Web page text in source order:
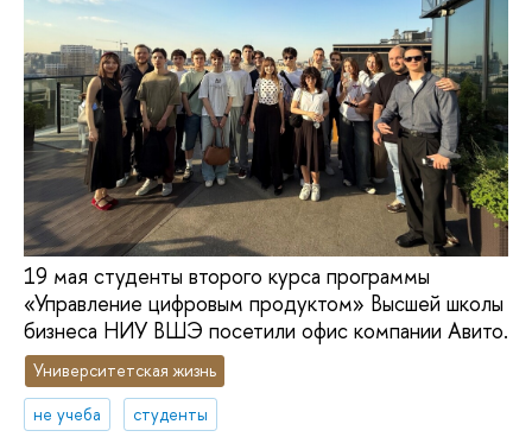
19 мая студенты второго курса программы
«Управление цифровым продуктом» Высшей школы
бизнеса НИУ ВШЭ посетили офис компании Авито.
Университетская жизнь
не учеба
студенты